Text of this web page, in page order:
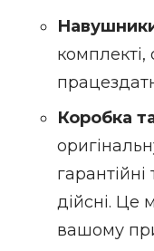
комплекті,
Коробка
дійсні. Це
вашому